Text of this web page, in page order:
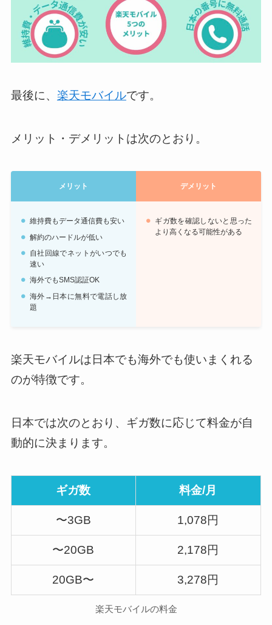
最後に、 楽天モバイルです。
メリット・デメリットは次のとおり。
メリット デメリット
維持費もデータ通信費も安い
解約のハードルが低い
自社回線でネットがいつでも
速い
海外でもSMS認証OK
海外→日本に無料で電話し放
題
ギガ数を確認しないと思った
より高くなる可能性がある
楽天モバイルは日本でも海外でも使いまくれる
のが特徴です。
日本では次のとおり、ギガ数に応じて料金が自
動的に決まります。
ギガ数 料金/月
〜3GB 1,078円
〜20GB 2,178円
20GB〜 3,278円
楽天モバイルの料金